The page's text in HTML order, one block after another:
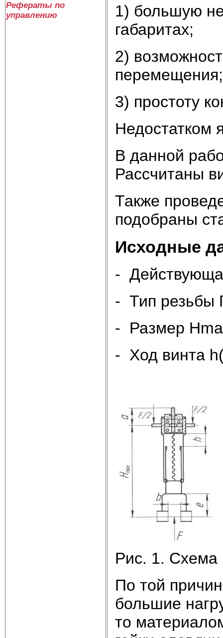
Рефераты по
управлению
1) большую
габаритах;
2)
перемещения;
3) простоту
Недостатком
В данной
Рассчитаны
Также
подобраны
Исходные
-
- Тип резьбы
- Размер
- Ход винта
Рис. 1. Схема
По той
большие
то